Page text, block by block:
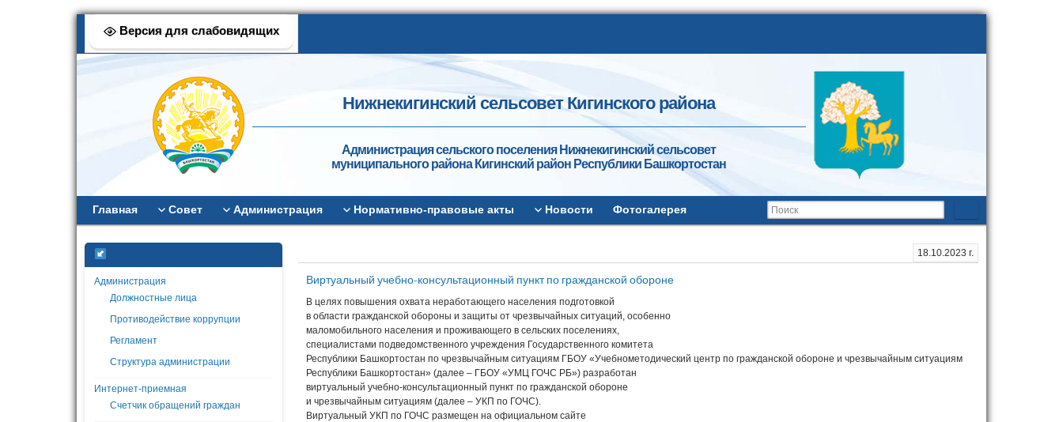
Версия для слабовидящих
Нижнекигинский сельсовет Кигинского района
Администрация сельского поселения Нижнекигинский сельсовет
муниципального района Кигинский район Республики Башкортостан
Главная Совет Администрация Нормативно-правовые акты Новости Фотогалерея
Администрация
Должностные лица
Противодействие коррупции
Регламент
Структура администрации
Интернет-приемная
Счетчик обращений граждан
18.10.2023 г.
Виртуальный учебно-консультационный пункт по гражданской обороне
В целях повышения охвата неработающего населения подготовкой
в области гражданской обороны и защиты от чрезвычайных ситуаций, особенно
маломобильного населения и проживающего в сельских поселениях,
специалистами подведомственного учреждения Государственного комитета
Республики Башкортостан по чрезвычайным ситуациям ГБОУ «Учебнометодический центр по гражданской обороне и чрезвычайным ситуациям
Республики Башкортостан» (далее – ГБОУ «УМЦ ГОЧС РБ») разработан
виртуальный учебно-консультационный пункт по гражданской обороне
и чрезвычайным ситуациям (далее – УКП по ГОЧС).
Виртуальный УКП по ГОЧС размещен на официальном сайте